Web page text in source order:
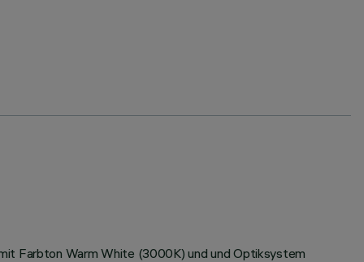
Farbton Warm White (3000K) und und Optiksystem